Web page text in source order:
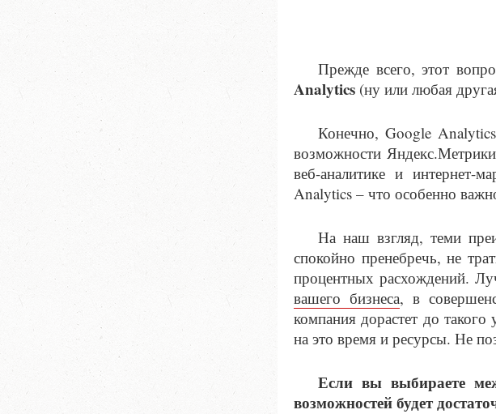
Прежде всего, этот
Analytics (ну или любая
Конечно, Google
возможности
веб-аналитике и интернет-
Analytics – что особенно
На наш взгляд, теми
спокойно пренебречь, не
процентных расхождений.
вашего бизнеса, в
компания дорастет до
на это время и ресурсы. Не
Если вы выбираете
возможностей будет